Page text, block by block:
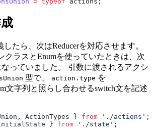
したら、次はReducerを対応させます。
クラスとEnumを使っていたときは、次
なっていました。 引数に渡されるアクシ
型で、 action.type を
文字列と照らし合わせるswitch文を記述
ActionTypes } from './actions' ;
} from './state' ;